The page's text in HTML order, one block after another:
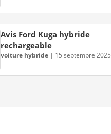
Avis Ford Kuga hybride
rechargeable
voiture hybride | 15 septembre 2025